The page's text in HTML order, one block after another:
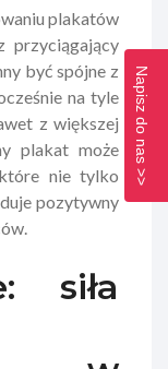
plakatów
przyciągający
być spójne z
na tyle
z większej
plakat może
nie tylko
pozytywny
siła
Napisz do nas >>